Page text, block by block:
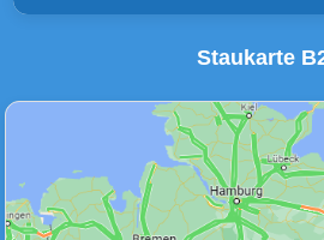
Unfälle & Warnungen
Staukarte